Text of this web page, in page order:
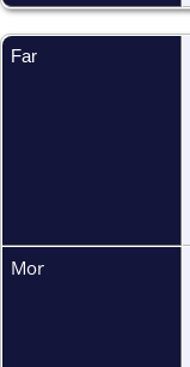
Far
Mor